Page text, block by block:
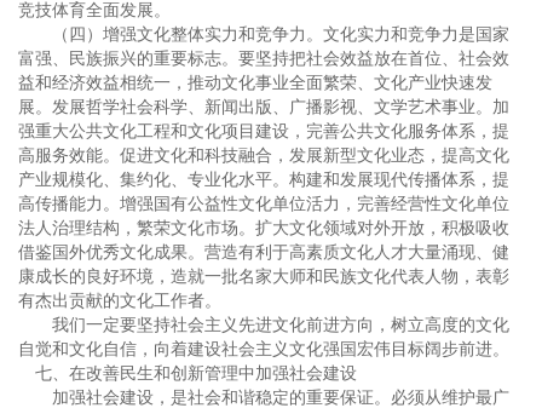
竞技体育全面发展。
（四）增强文化整体实力和竞争力。文化实力和竞争力是国家
富强、民族振兴的重要标志。要坚持把社会效益放在首位、社会效
益和经济效益相统一，推动文化事业全面繁荣、文化产业快速发
展。发展哲学社会科学、新闻出版、广播影视、文学艺术事业。加
强重大公共文化工程和文化项目建设，完善公共文化服务体系，提
高服务效能。促进文化和科技融合，发展新型文化业态，提高文化
产业规模化、集约化、专业化水平。构建和发展现代传播体系，提
高传播能力。增强国有公益性文化单位活力，完善经营性文化单位
法人治理结构，繁荣文化市场。扩大文化领域对外开放，积极吸收
借鉴国外优秀文化成果。营造有利于高素质文化人才大量涌现、健
康成长的良好环境，造就一批名家大师和民族文化代表人物，表彰
有杰出贡献的文化工作者。
我们一定要坚持社会主义先进文化前进方向，树立高度的文化
自觉和文化自信，向着建设社会主义文化强国宏伟目标阔步前进。
七、在改善民生和创新管理中加强社会建设
加强社会建设，是社会和谐稳定的重要保证。必须从维护最广